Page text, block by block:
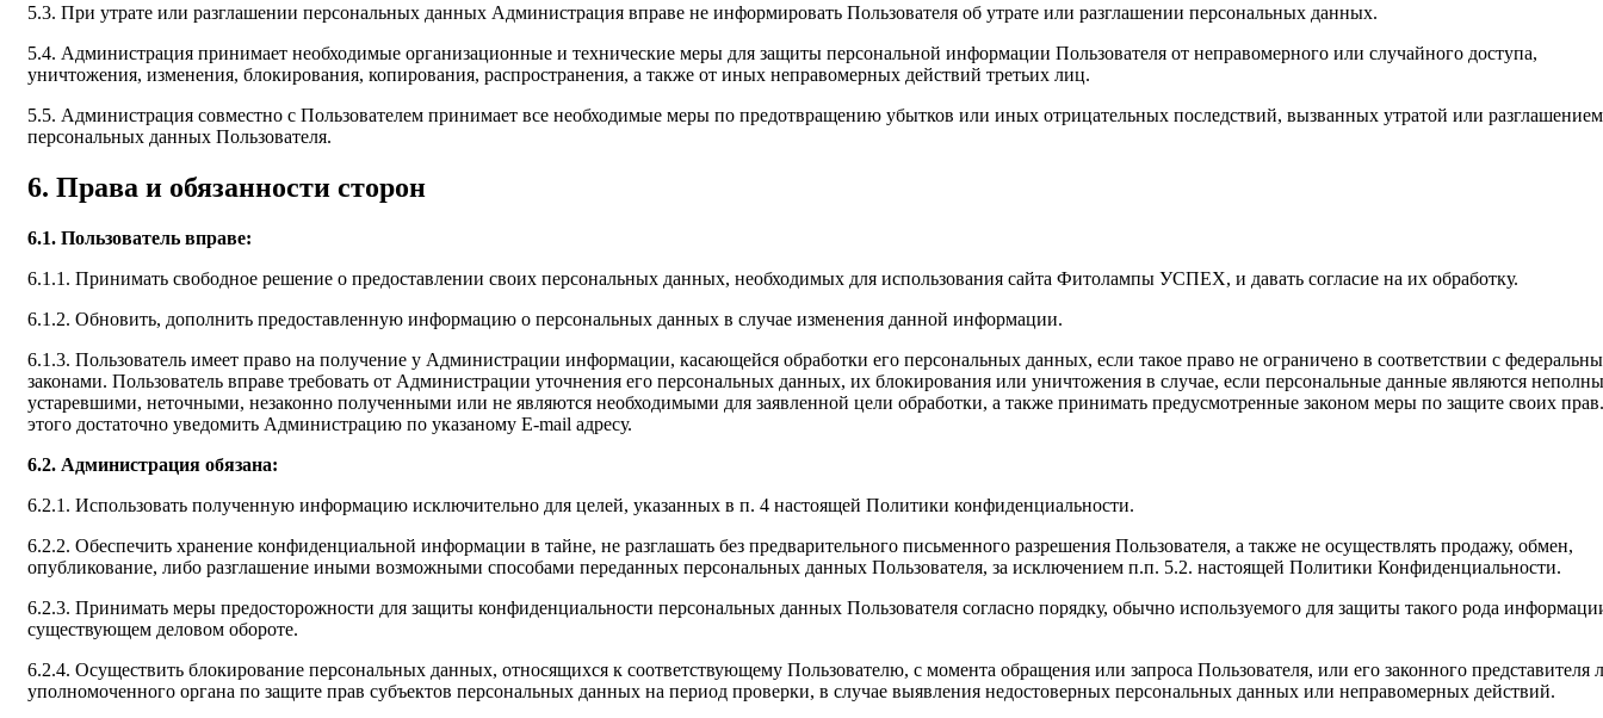
5.3. При утрате или разглашении персональных данных Администрация вправе не информировать Пользователя об утрате или разглашении персональных данных.
5.4. Администрация принимает необходимые организационные и технические меры для защиты персональной информации Пользователя от неправомерного или случайного доступа,
уничтожения, изменения, блокирования, копирования, распространения, а также от иных неправомерных действий третьих лиц.
5.5. Администрация совместно с Пользователем принимает все необходимые меры по предотвращению убытков или иных отрицательных последствий, вызванных утратой или разглашением
персональных данных Пользователя.
6. Права и обязанности сторон
6.1. Пользователь вправе:
6.1.1. Принимать свободное решение о предоставлении своих персональных данных, необходимых для использования сайта Фитолампы УСПЕХ, и давать согласие на их обработку.
6.1.2. Обновить, дополнить предоставленную информацию о персональных данных в случае изменения данной информации.
6.1.3. Пользователь имеет право на получение у Администрации информации, касающейся обработки его персональных данных, если такое право не ограничено в соответствии с
законами. Пользователь вправе требовать от Администрации уточнения его персональных данных, их блокирования или уничтожения в случае, если персональные данные являются
устаревшими, неточными, незаконно полученными или не являются необходимыми для заявленной цели обработки, а также принимать предусмотренные законом меры по защите своих
этого достаточно уведомить Администрацию по указаному E-mail адресу.
6.2. Администрация обязана:
6.2.1. Использовать полученную информацию исключительно для целей, указанных в п. 4 настоящей Политики конфиденциальности.
6.2.2. Обеспечить хранение конфиденциальной информации в тайне, не разглашать без предварительного письменного разрешения Пользователя, а также не осуществлять продажу, обмен,
опубликование, либо разглашение иными возможными способами переданных персональных данных Пользователя, за исключением п.п. 5.2. настоящей Политики Конфиденциальности.
6.2.3. Принимать меры предосторожности для защиты конфиденциальности персональных данных Пользователя согласно порядку, обычно используемого для защиты такого рода
существующем деловом обороте.
6.2.4. Осуществить блокирование персональных данных, относящихся к соответствующему Пользователю, с момента обращения или запроса Пользователя, или его законного представителя
уполномоченного органа по защите прав субъектов персональных данных на период проверки, в случае выявления недостоверных персональных данных или неправомерных действий.